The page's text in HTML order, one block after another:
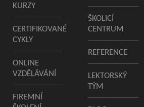
KURZY
CERTIFIKOVANÉ
CYKLY
ONLINE
VZDĚLÁVÁNÍ
FIREMNÍ
ŠKOLICÍ
CENTRUM
REFERENCE
LEKTORSKÝ
TÝM